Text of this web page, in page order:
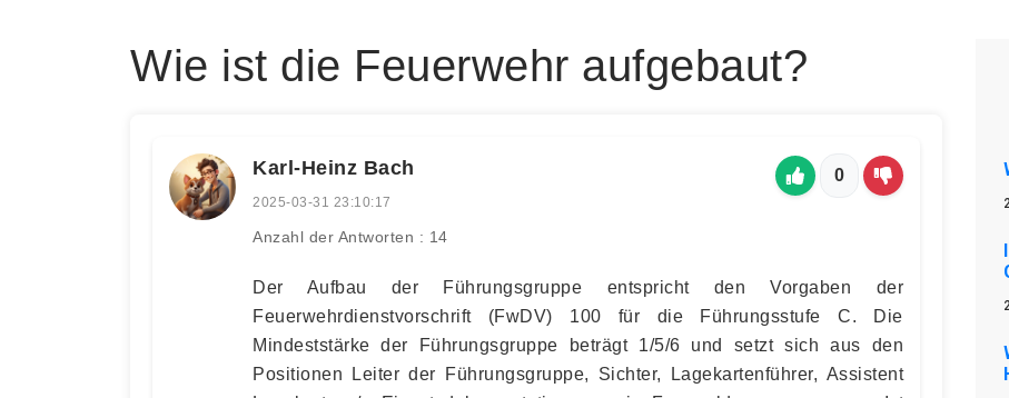
Wie ist die Feuerwehr aufgebaut?
Karl-Heinz Bach
2025-03-31 23:10:17
Anzahl der Antworten : 14
0
Der Aufbau der Führungsgruppe entspricht den Vorgaben der
Feuerwehrdienstvorschrift (FwDV) 100 für die Führungsstufe C. Die
Mindeststärke der Führungsgruppe beträgt 1/5/6 und setzt sich aus den
Positionen Leiter der Führungsgruppe, Sichter, Lagekartenführer, Assistent